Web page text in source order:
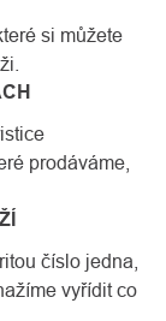
si můžete
prodáváme,
číslo jedna,
vyřídit co